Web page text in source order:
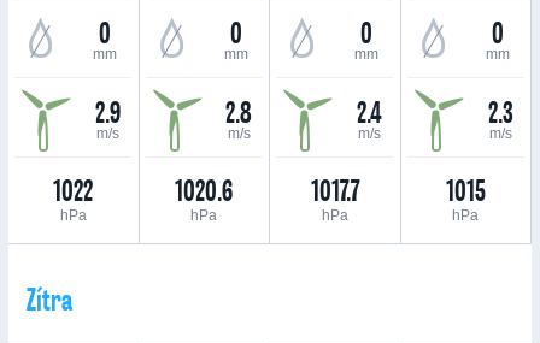
0
mm
2.9
m/s
1022
hPa
0
mm
2.8
m/s
1020.6
hPa
0
mm
2.4
m/s
1017.7
hPa
0
mm
2.3
m/s
1015
hPa
Zítra